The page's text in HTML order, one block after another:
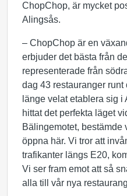
ChopChop, är mycket
Alingsås.
– ChopChop är en
erbjuder det bästa från
representerade från
dag 43 restauranger
länge velat etablera sig i
hittat det perfekta läget
Bälingemotet, bestämde
öppna här. Vi tror att
trafikanter längs E20,
Vi ser fram emot att så
alla till vår nya